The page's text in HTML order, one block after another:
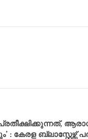
ബ്ലാസ്റ്റേഴ്സ്